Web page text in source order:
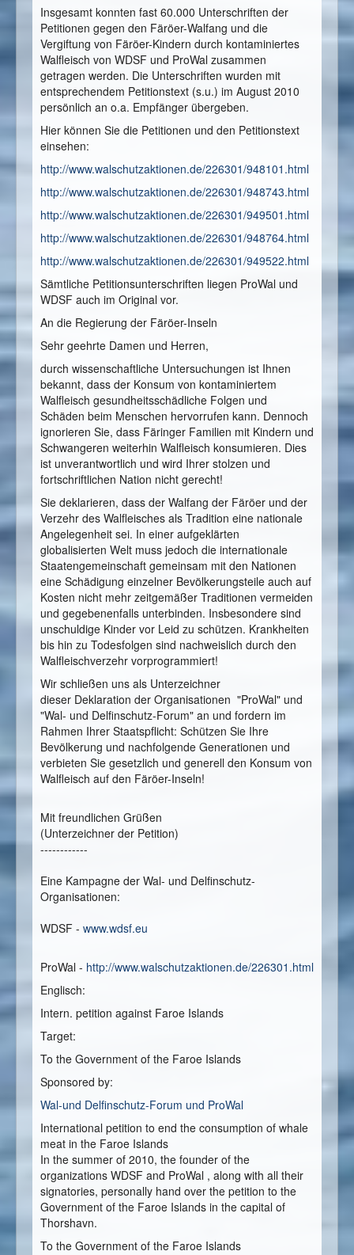
Insgesamt konnten fast 60.000 Unterschriften der
Petitionen gegen den Färöer-Walfang und die
Vergiftung von Färöer-Kindern durch kontaminiertes
Walfleisch von WDSF und ProWal zusammen
getragen werden. Die Unterschriften wurden mit
entsprechendem Petitionstext (s.u.) im August 2010
persönlich an o.a. Empfänger übergeben.
Hier können Sie die Petitionen und den Petitionstext
einsehen:
http://www.walschutzaktionen.de/226301/948101.html
http://www.walschutzaktionen.de/226301/948743.html
http://www.walschutzaktionen.de/226301/949501.html
http://www.walschutzaktionen.de/226301/948764.html
http://www.walschutzaktionen.de/226301/949522.html
Sämtliche Petitionsunterschriften liegen ProWal und
WDSF auch im Original vor.
An die Regierung der Färöer-Inseln
Sehr geehrte Damen und Herren,
durch wissenschaftliche Untersuchungen ist Ihnen
bekannt, dass der Konsum von kontaminiertem
Walfleisch gesundheitsschädliche Folgen und
Schäden beim Menschen hervorrufen kann. Dennoch
ignorieren Sie, dass Färinger Familien mit Kindern und
Schwangeren weiterhin Walfleisch konsumieren. Dies
ist unverantwortlich und wird Ihrer stolzen und
fortschriftlichen Nation nicht gerecht!
Sie deklarieren, dass der Walfang der Färöer und der
Verzehr des Walfleisches als Tradition eine nationale
Angelegenheit sei. In einer aufgeklärten
globalisierten Welt muss jedoch die internationale
Staatengemeinschaft gemeinsam mit den Nationen
eine Schädigung einzelner Bevölkerungsteile auch auf
Kosten nicht mehr zeitgemäßer Traditionen vermeiden
und gegebenenfalls unterbinden. Insbesondere sind
unschuldige Kinder vor Leid zu schützen. Krankheiten
bis hin zu Todesfolgen sind nachweislich durch den
Walfleischverzehr vorprogrammiert!
Wir schließen uns als Unterzeichner
dieser Deklaration der Organisationen "ProWal" und
"Wal- und Delfinschutz-Forum" an und fordern im
Rahmen Ihrer Staatspflicht: Schützen Sie Ihre
Bevölkerung und nachfolgende Generationen und
verbieten Sie gesetzlich und generell den Konsum von
Walfleisch auf den Färöer-Inseln!
Mit freundlichen Grüßen
(Unterzeichner der Petition)
------------
Eine Kampagne der Wal- und Delfinschutz-
Organisationen:
WDSF - www.wdsf.eu
ProWal - http://www.walschutzaktionen.de/226301.html
Englisch:
Intern. petition against Faroe Islands
Target:
To the Government of the Faroe Islands
Sponsored by:
Wal-und Delfinschutz-Forum und ProWal
International petition to end the consumption of whale
meat in the Faroe Islands
In the summer of 2010, the founder of the
organizations WDSF and ProWal , along with all their
signatories, personally hand over the petition to the
Government of the Faroe Islands in the capital of
Thorshavn.
To the Government of the Faroe Islands